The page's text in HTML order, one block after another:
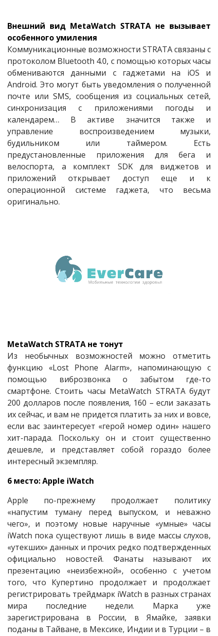
Внешний вид MetaWatch STRATA не вызывает
особенного умиления
Коммуникационные возможности STRATA связаны с
протоколом Bluetooth 4.0, с помощью которых часы
обмениваются данными с гаджетами на iOS и
Android. Это могут быть уведомления о полученной
почте или SMS, сообщения из социальных сетей,
синхронизация с приложениями погоды и
календарем… В активе значится также и
управление воспроизведением музыки,
будильником или таймером. Есть
предустановленные приложения для бега и
велоспорта, а комплект SDK для виджетов и
приложений открывает доступ еще и к
операционной системе гаджета, что весьма
оригинально.
MetaWatch STRATA не тонут
Из необычных возможностей можно отметить
функцию «Lost Phone Alarm», напоминающую с
помощью виброзвонка о забытом где-то
смартфоне. Стоить часы MetaWatch STRATA будут
200 долларов после появления, 160 – если заказать
их сейчас, и вам не придется платить за них и вовсе,
если вас заинтересует «герой номер один» нашего
хит-парада. Поскольку он и стоит существенно
дешевле, и представляет собой гораздо более
интересный экземпляр.
6 место: Apple iWatch
Apple по-прежнему продолжает политику
«напустим туману перед выпуском, и неважно
чего», и поэтому новые наручные «умные» часы
iWatch пока существуют лишь в виде массы слухов,
«утекших» данных и прочих редко подтвержденных
официально новостей. Фанаты называют их
презентацию «неизбежной», особенно с учетом
того, что Купертино продолжает и продолжает
регистрировать трейдмарк iWatch в разных странах
мира последние недели. Марка уже
зарегистрирована в России, в Ямайке, заявки
поданы в Тайване, в Мексике, Индии и в Турции – в